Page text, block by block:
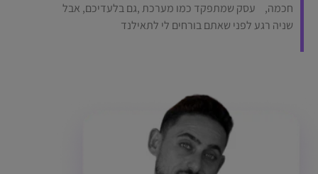
חכמה, עסק שמתפקד כמו מערכת ,גם בלעדיכם, אבל
שניה רגע לפני שאתם בורחים לי לתאילנד